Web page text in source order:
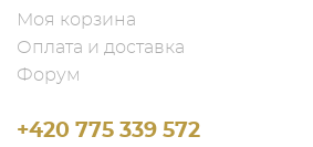
Моя корзина
Оплата и доставка
Форум
+420 775 339 572